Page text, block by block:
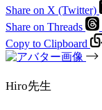
Share on X (Twitter)
Share on Threads
Copy to Clipboard
Hiro先生